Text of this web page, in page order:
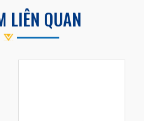
LIÊN QUAN